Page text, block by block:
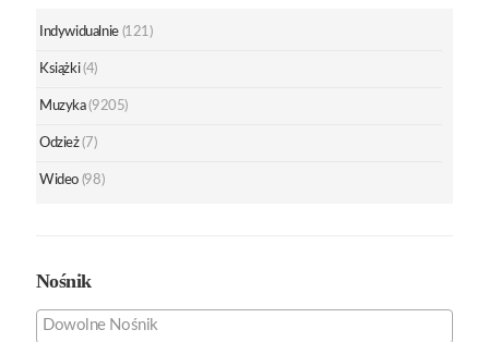
Indywidualnie (121)
Książki (4)
Muzyka (9205)
Odzież (7)
Wideo (98)
Nośnik